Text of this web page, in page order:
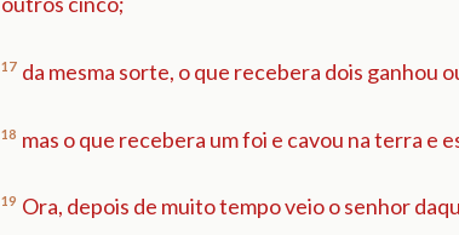
17 da mesma sorte, o que recebera dois ganhou
18 mas o que recebera um foi e cavou na terra e
19 Ora, depois de muito tempo veio o senhor